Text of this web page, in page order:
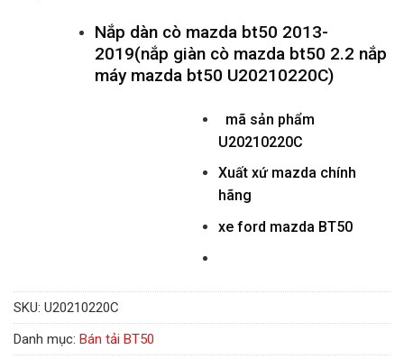
Nắp dàn cò mazda bt50 2013-
2019(nắp giàn cò mazda bt50 2.2 nắp
máy mazda bt50 U20210220C)
mã sản phẩm
U20210220C
Xuất xứ mazda chính
hãng
xe ford mazda BT50
SKU: U20210220C
Danh mục: Bán tải BT50